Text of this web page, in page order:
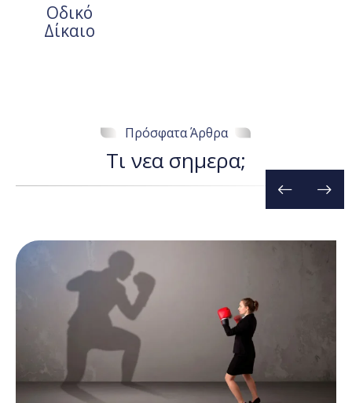
Οδικό
Δίκαιο
Πρόσφατα Άρθρα
Τι νεα σημερα;